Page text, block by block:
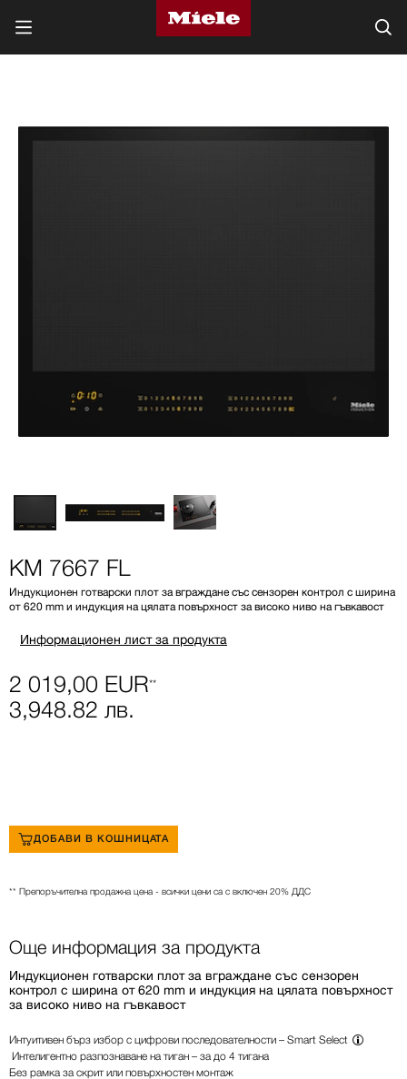
KM 7667 FL
Индукционен готварски плот за вграждане със сензорен контрол с ширина
от 620 mm и индукция на цялата повърхност за високо ниво на гъвкавост
Информационен лист за продукта
2 019,00 EUR**
3,948.82 лв.
ДОБАВИ В КОШНИЦАТА
** Препоръчителна продажна цена - всички цени са с включен 20% ДДС
Още информация за продукта
Индукционен готварски плот за вграждане със сензорен
контрол с ширина от 620 mm и индукция на цялата повърхност
за високо ниво на гъвкавост
Интуитивен бърз избор с цифрови последователности – Smart Select
Интелигентно разпознаване на тиган – за до 4 тигана
Без рамка за скрит или повърхностен монтаж